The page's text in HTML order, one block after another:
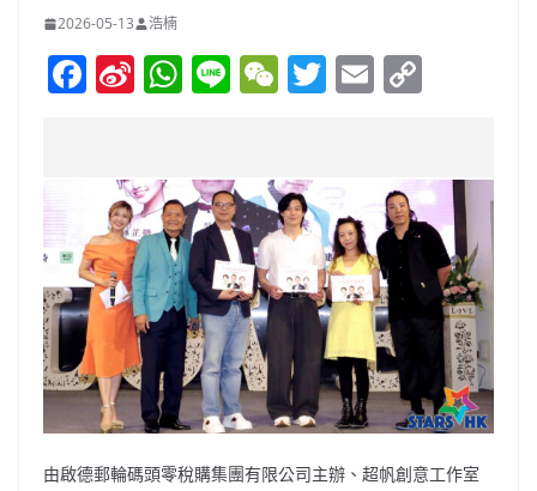
2026-05-13 浩楠
F
b
o
o
k
Si
W
ei
b
o
W
s
A
p
p
Li W
h
at
T E
y
Li
n
k
由啟德郵輪碼頭零稅購集團有限公司主辦、超帆創意工作室